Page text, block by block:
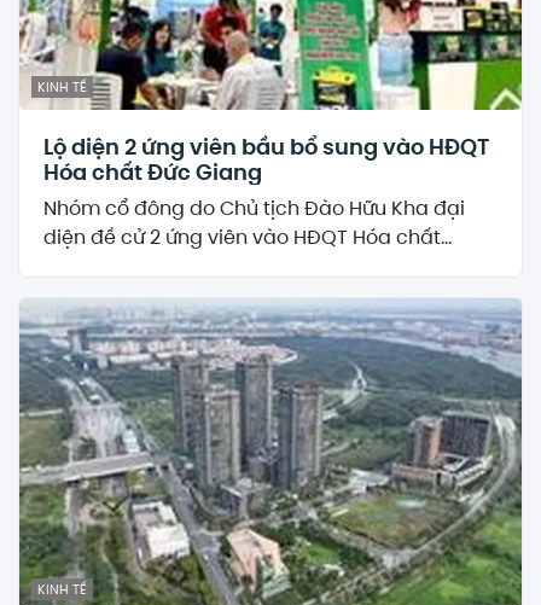
KINH TẾ
Lộ diện 2 ứng viên bầu bổ sung vào HĐQT
Hóa chất Đức Giang
Nhóm cổ đông do Chủ tịch Đào Hữu Kha đại
diện đề cử 2 ứng viên vào HĐQT Hóa chất...
KINH TẾ